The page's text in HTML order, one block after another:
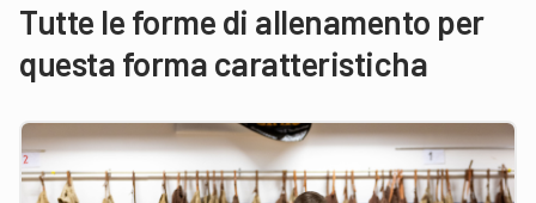
Tutte le forme di allenamento per
questa forma caratteristicha